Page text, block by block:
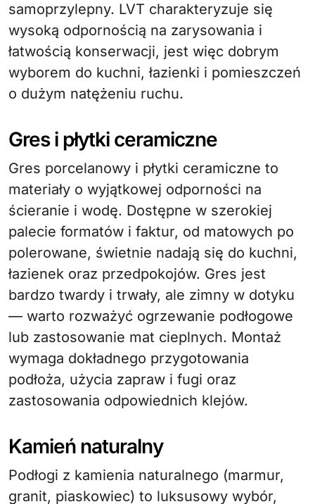
samoprzylepny. LVT charakteryzuje się
wysoką odpornością na zarysowania i
łatwością konserwacji, jest więc dobrym
wyborem do kuchni, łazienki i pomieszczeń
o dużym natężeniu ruchu.
Gres i płytki ceramiczne
Gres porcelanowy i płytki ceramiczne to
materiały o wyjątkowej odporności na
ścieranie i wodę. Dostępne w szerokiej
palecie formatów i faktur, od matowych po
polerowane, świetnie nadają się do kuchni,
łazienek oraz przedpokojów. Gres jest
bardzo twardy i trwały, ale zimny w dotyku
— warto rozważyć ogrzewanie podłogowe
lub zastosowanie mat cieplnych. Montaż
wymaga dokładnego przygotowania
podłoża, użycia zapraw i fugi oraz
zastosowania odpowiednich klejów.
Kamień naturalny
Podłogi z kamienia naturalnego (marmur,
granit, piaskowiec) to luksusowy wybór,